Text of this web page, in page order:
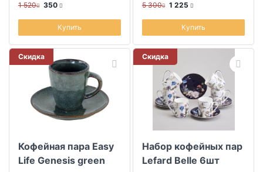
1 520 350
Купить
5 300 1 225
Купить
Скидка
Кофейная пара Easy
Life Genesis green
Скидка
Набор кофейных пар
Lefard Belle 6шт